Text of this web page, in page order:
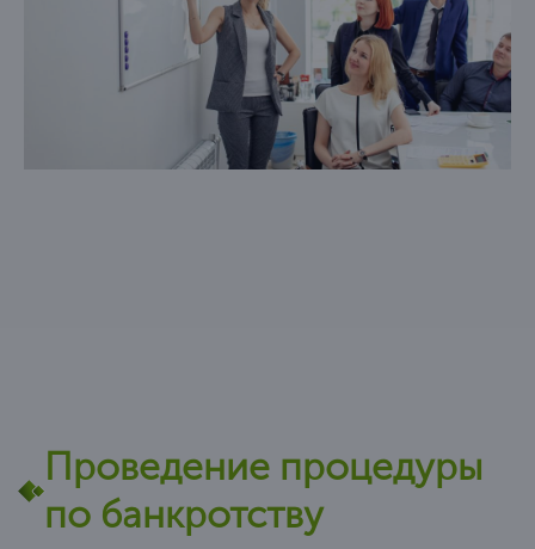
уменьшение ежемесячных взносов и процентной
ставки по кредитам.
Проведение процедуры
по банкротству